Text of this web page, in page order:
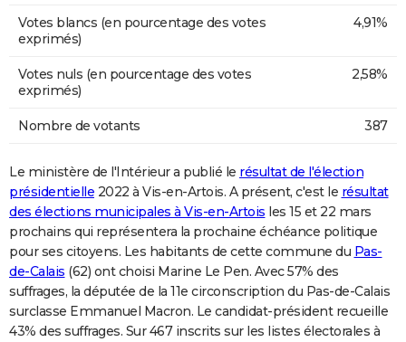
Votes blancs (en pourcentage des votes
exprimés)
4,91%
Votes nuls (en pourcentage des votes
exprimés)
2,58%
Nombre de votants 387
Le ministère de l'Intérieur a publié le résultat de l'élection
présidentielle 2022 à Vis-en-Artois. A présent, c'est le résultat
des élections municipales à Vis-en-Artois les 15 et 22 mars
prochains qui représentera la prochaine échéance politique
pour ses citoyens. Les habitants de cette commune du Pas-
de-Calais (62) ont choisi Marine Le Pen. Avec 57% des
suffrages, la députée de la 11e circonscription du Pas-de-Calais
surclasse Emmanuel Macron. Le candidat-président recueille
43% des suffrages. Sur 467 inscrits sur les listes électorales à